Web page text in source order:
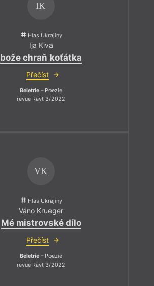
IK
Hlas Ukrajiny
Ija Kiva
bože chraň koťátka
Přečíst
Beletrie – Poezie
revue Ravt 3/2022
VK
Hlas Ukrajiny
Váno Krueger
Mé mistrovské dílo
Přečíst
Beletrie – Poezie
revue Ravt 3/2022